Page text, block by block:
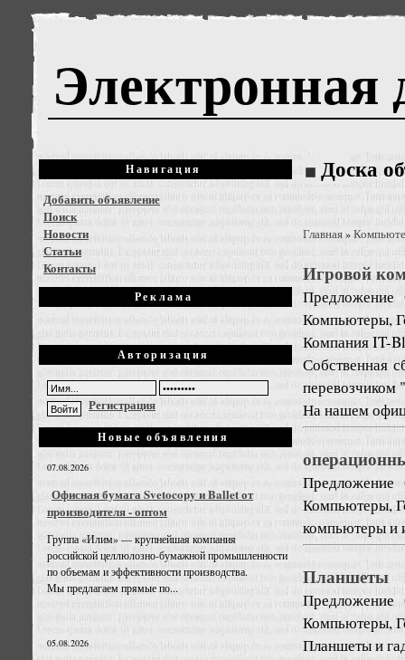
Электронная
Навигация
Добавить объявление
Поиск
Новости
Статьи
Контакты
Реклама
Авторизация
Регистрация
Новые объявления
07.08.2026
Офисная бумага Svetocopy и Ballet от
производителя - оптом
Группа «Илим» — крупнейшая компания
российской целлюлозно-бумажной промышленности
по объемам и эффективности производства.
Мы предлагаем прямые по...
05.08.2026
Доска
Главная»
Игровой
Предложение
Компьютеры,
Компания IT-
Собственная
перевозчиком
На нашем
Предложение
Компьютеры,
компьютеры и
Планшеты
Предложение
Компьютеры,
Планшеты и